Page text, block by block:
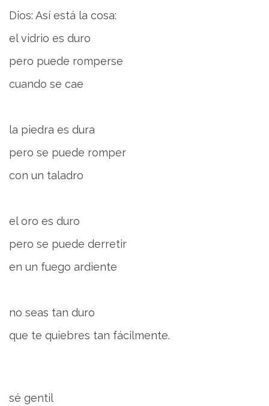
Dios: Así está la cosa:
el vidrio es duro
pero puede romperse
cuando se cae
la piedra es dura
pero se puede romper
con un taladro
el oro es duro
pero se puede derretir
en un fuego ardiente
no seas tan duro
que te quiebres tan fácilmente.
sé gentil